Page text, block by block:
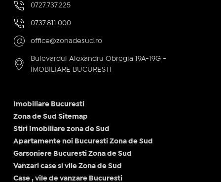
0727.737.225
0737.811.000
office@zonadesud.ro
Bulevardul Alexandru Obregia 19A-19G -
IMOBILIARE BUCURESTI
Imobiliare Bucuresti
Zona de Sud Sitemap
Stiri Imobiliare zona de Sud
Apartamente noi Bucuresti Zona de Sud
Garsoniere Bucuresti Zona de Sud
Vanzari case si vile Zona de Sud
Case , vile de vanzare Bucuresti